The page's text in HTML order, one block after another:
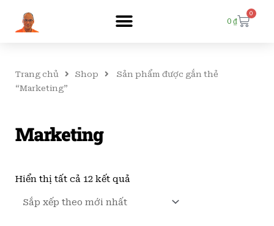
0 ₫
0
Cart
Trang chủ Shop
Sản phẩm được gắn thẻ
“Marketing”
Marketing
Hiển thị tất cả 12 kết quả